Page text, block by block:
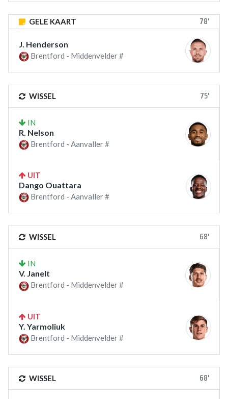
GELE KAART 78'
J. Henderson
Brentford - Middenvelder #
WISSEL 75'
IN
R. Nelson
Brentford - Aanvaller #
UIT
Dango Ouattara
Brentford - Aanvaller #
WISSEL 68'
IN
V. Janelt
Brentford - Middenvelder #
UIT
Y. Yarmoliuk
Brentford - Middenvelder #
WISSEL 68'